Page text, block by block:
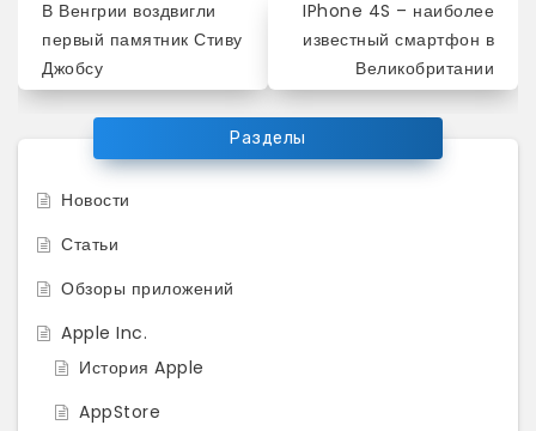
по
записям
В Венгрии воздвигли
первый памятник Стиву
Джобсу
IPhone 4S – наиболее
известный смартфон в
Великобритании
Разделы
Новости
Статьи
Обзоры приложений
Apple Inc.
История Apple
AppStore